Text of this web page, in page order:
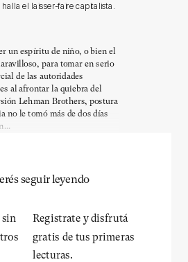
el laisser-faire capitalista.
un espíritu de niño, o bien el
para tomar en serio
de las autoridades
al afrontar la quiebra del
Lehman Brothers, postura
no le tomó más de dos días
seguir leyendo
sin Registrate y disfrutá
gratis de tus primeras
lecturas.